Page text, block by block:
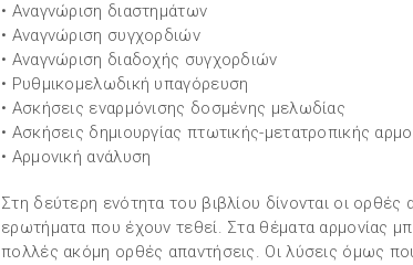
• Αναγνώριση διαστημάτων
• Αναγνώριση συγχορδιών
• Αναγνώριση διαδοχής συγχορδιών
• Ρυθμικομελωδική υπαγόρευση
• Ασκήσεις εναρμόνισης δοσμένης μελωδίας
• Ασκήσεις δημιουργίας πτωτικής-μετατροπικής
• Αρμονική ανάλυση
Στη δεύτερη ενότητα του βιβλίου δίνονται οι ορθές
ερωτήματα που έχουν τεθεί. Στα θέματα αρμονίας
πολλές ακόμη ορθές απαντήσεις. Οι λύσεις όμως